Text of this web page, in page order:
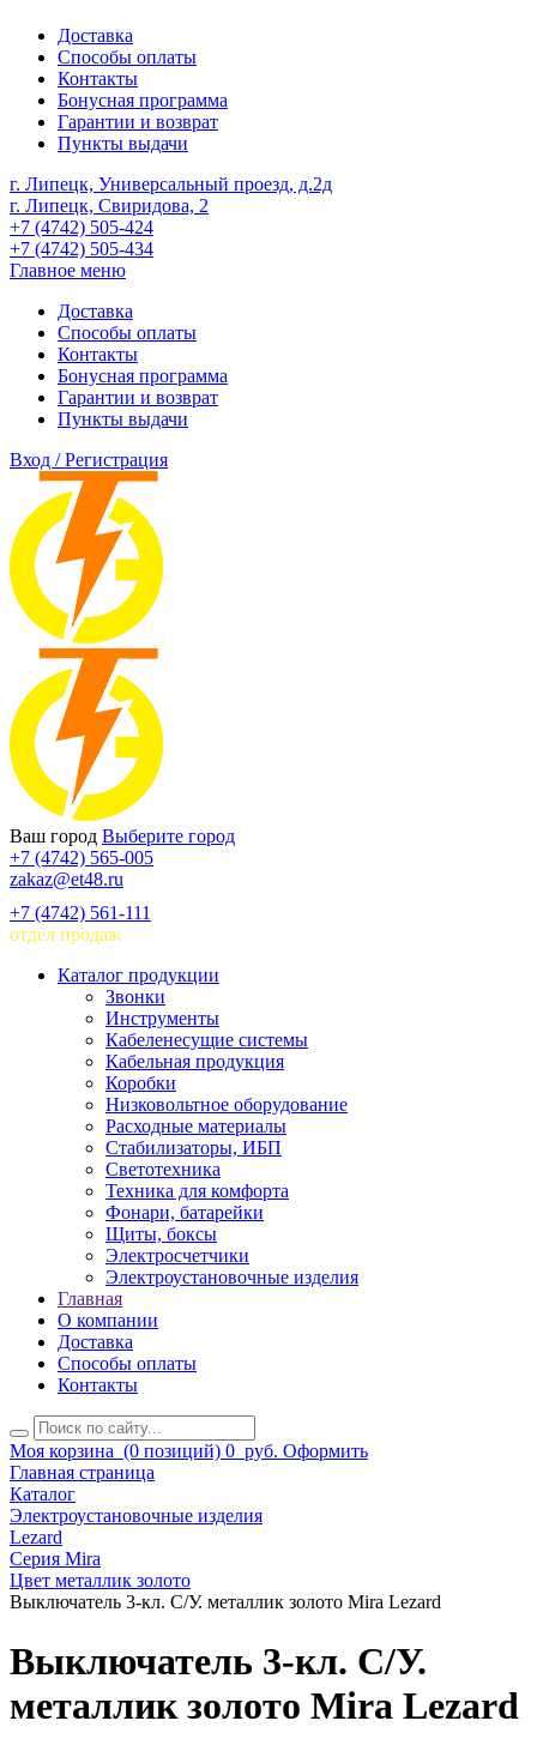
Доставка
Способы оплаты
Контакты
Бонусная программа
Гарантии и возврат
Пункты выдачи
г. Липецк, Универсальный проезд, д.2д
г. Липецк, Свиридова, 2
+7 (4742) 505-424
+7 (4742) 505-434
Главное меню
Доставка
Способы оплаты
Контакты
Бонусная программа
Гарантии и возврат
Пункты выдачи
Вход / Регистрация
Ваш город Выберите город
+7 (4742) 565-005
zakaz@et48.ru
+7 (4742) 561-111
отдел продаж
Каталог продукции
Звонки
Инструменты
Кабеленесущие системы
Кабельная продукция
Коробки
Низковольтное оборудование
Расходные материалы
Стабилизаторы, ИБП
Светотехника
Техника для комфорта
Фонари, батарейки
Щиты, боксы
Электросчетчики
Электроустановочные изделия
Главная
О компании
Доставка
Способы оплаты
Контакты
Моя корзина (0 позиций) 0 руб. Оформить
Главная страница
Каталог
Электроустановочные изделия
Lezard
Серия Mira
Цвет металлик золото
Выключатель 3-кл. С/У. металлик золото Mira Lezard
Выключатель 3-кл. С/У.
металлик золото Mira Lezard